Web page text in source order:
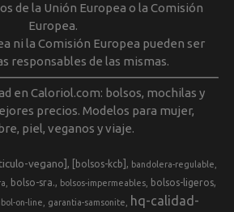
de la Unión Europea o la Comisión
Europea.
ni la Comisión Europea pueden ser
responsables de las mismas.
en Caloriol.com: bolsos, mochilas y
precios. Modelos para mujer,
piel, veganos y viaje.
vegano] [bolsos-kcb] bandolera-regulable
bolso-sra. bolsos-impermeables bolsos-ligeros
on-line garantia-samsonite
hq-calidad-